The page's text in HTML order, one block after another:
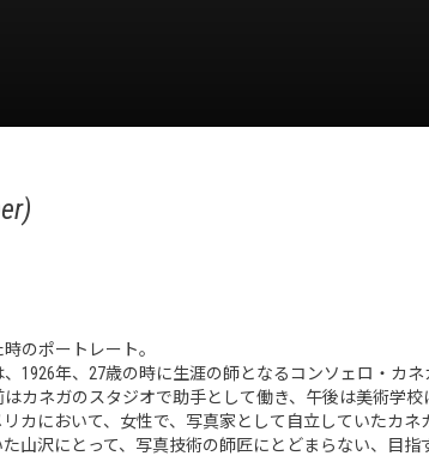
のポートレート。
年、27歳の時に生涯の師となるコンソェロ・カ
カネガのスタジオで助手として働き、午後は美術学
カにおいて、女性で、写真家として自立していたカ
山沢にとって、写真技術の師匠にとどまらない、目指